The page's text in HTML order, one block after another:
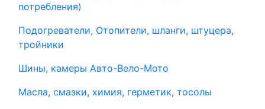
потребления)
Подогреватели, Отопители, шланги, штуцера,
тройники
Шины, камеры Авто-Вело-Мото
Масла, смазки, химия, герметик, тосолы